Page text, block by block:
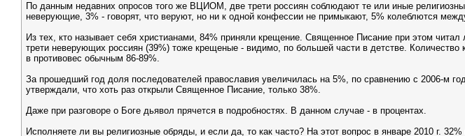
По данным недавних опросов того же ВЦИОМ, две трети россиян соблюдают те или иные
неверующие, 3% - говорят, что веруют, но ни к одной конфессии не примыкают, 5% колеблются
Из тех, кто называет себя христианами, 84% приняли крещение. Священное Писание при этом
трети неверующих россиян (39%) тоже крещеные - видимо, по большей части в детстве.
в противовес обычным 86-89%.
За прошедший год доля последователей православия увеличилась на 5%, по сравнению с 2006-м
утверждали, что хоть раз открыли Священное Писание, только 38%.
Даже при разговоре о Боге дьявол прячется в подробностях. В данном случае - в процентах.
Исполняете ли вы религиозные обряды, и если да, то как часто? На этот вопрос в январе 2010 г.